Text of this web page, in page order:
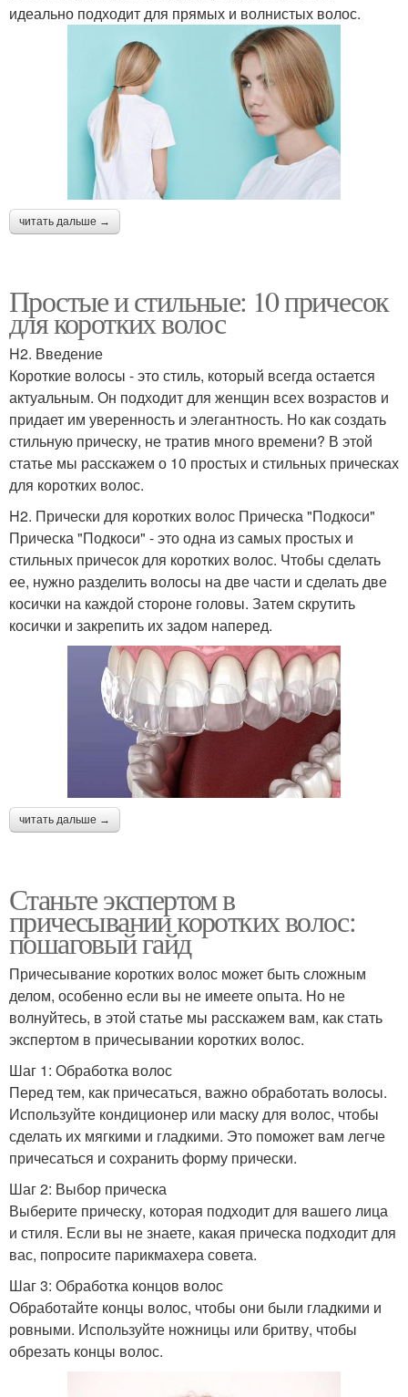
идеально подходит для прямых и волнистых волос.
читать дальше →
Простые и стильные: 10 причесок
для коротких волос
H2. Введение
Короткие волосы - это стиль, который всегда остается
актуальным. Он подходит для женщин всех возрастов и
придает им уверенность и элегантность. Но как создать
стильную прическу, не тратив много времени? В этой
статье мы расскажем о 10 простых и стильных прическах
для коротких волос.
H2. Прически для коротких волос Прическа "Подкоси"
Прическа "Подкоси" - это одна из самых простых и
стильных причесок для коротких волос. Чтобы сделать
ее, нужно разделить волосы на две части и сделать две
косички на каждой стороне головы. Затем скрутить
косички и закрепить их задом наперед.
читать дальше →
Станьте экспертом в
причесывании коротких волос:
пошаговый гайд
Причесывание коротких волос может быть сложным
делом, особенно если вы не имеете опыта. Но не
волнуйтесь, в этой статье мы расскажем вам, как стать
экспертом в причесывании коротких волос.
Шаг 1: Обработка волос
Перед тем, как причесаться, важно обработать волосы.
Используйте кондиционер или маску для волос, чтобы
сделать их мягкими и гладкими. Это поможет вам легче
причесаться и сохранить форму прически.
Шаг 2: Выбор прическа
Выберите прическу, которая подходит для вашего лица
и стиля. Если вы не знаете, какая прическа подходит для
вас, попросите парикмахера совета.
Шаг 3: Обработка концов волос
Обработайте концы волос, чтобы они были гладкими и
ровными. Используйте ножницы или бритву, чтобы
обрезать концы волос.